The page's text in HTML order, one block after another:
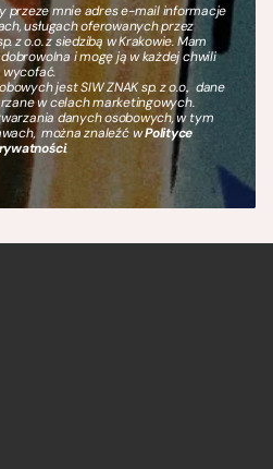
przeze mnie adres e-mail informacje
usługach oferowanych przez
z o.o. z siedzibą w Krakowie. Mam
i mogę ją w każdej chwili
wycofać.
jest SIW ZNAK sp. z o.o., dane
w celach marketingowych.
danych osobowych, w tym
można znaleźć wPolityce
.